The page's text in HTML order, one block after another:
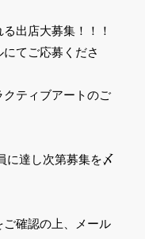
出店大募集！！！
てご応募くださ
クティブアートのご
に達し次第募集を〆
確認の上、メール